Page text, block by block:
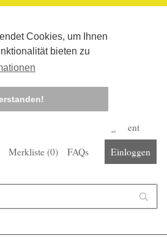
Cookies, um Ihnen
bieten zu
Corona-Management
Merkliste (0) FAQs Einloggen